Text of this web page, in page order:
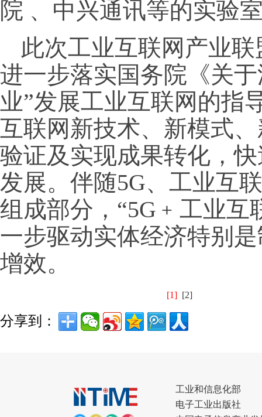
院 、中兴通讯等的实验
此次工业互联网产业
进一步落实国务院《关
业”发展工业互联网的指
互联网新技术、新模式
验证及实现成果转化，
发展。伴随5G、工业互
组成部分，“5G﹢工业互
一步驱动实体经济特别
增效。
[1] [2]
分享到：